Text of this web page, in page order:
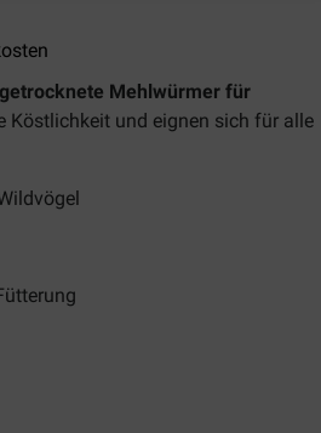
Mehlwürmer für
Köstlichkeit und eignen sich für alle